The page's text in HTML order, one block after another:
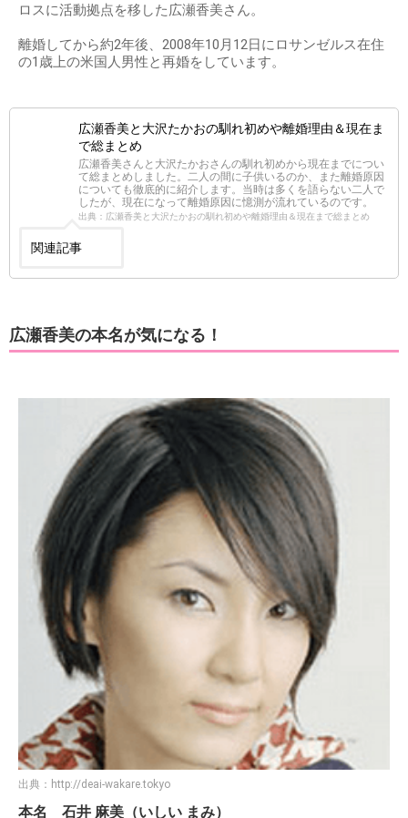
ロスに活動拠点を移した広瀬香美さん。
離婚してから約2年後、2008年10月12日にロサンゼルス在住
の1歳上の米国人男性と再婚をしています。
広瀬香美と大沢たかおの馴れ初めや離婚理由＆現在ま
で総まとめ
広瀬香美さんと大沢たかおさんの馴れ初めから現在までについ
て総まとめしました。二人の間に子供いるのか、また離婚原因
についても徹底的に紹介します。当時は多くを語らない二人で
したが、現在になって離婚原因に憶測が流れているのです。
出典：広瀬香美と大沢たかおの馴れ初めや離婚理由＆現在まで総まとめ
関連記事
広瀬香美の本名が気になる！
出典： http://deai-wakare.tokyo
本名 石井 麻美（いしい まみ）